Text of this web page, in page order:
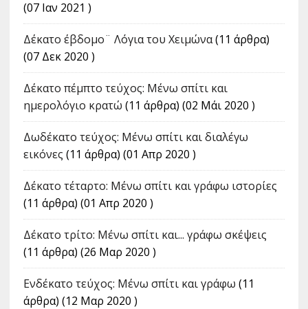
(07 Ιαν 2021 )
Δέκατο έβδομο¨ Λόγια του Χειμώνα(11 άρθρα)
(07 Δεκ 2020 )
Δέκατο πέμπτο τεύχος: Μένω σπίτι και
ημερολόγιο κρατώ (11 άρθρα) (02 Μάι 2020 )
Δωδέκατο τεύχος: Μένω σπίτι και διαλέγω
εικόνες (11 άρθρα) (01 Απρ 2020 )
Δέκατο τέταρτο: Μένω σπίτι και γράφω ιστορίες
(11 άρθρα) (01 Απρ 2020 )
Δέκατο τρίτο: Μένω σπίτι και... γράφω σκέψεις
(11 άρθρα) (26 Μαρ 2020 )
Ενδέκατο τεύχος: Μένω σπίτι και γράφω (11
άρθρα) (12 Μαρ 2020 )